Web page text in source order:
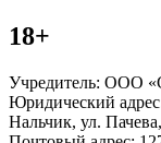
18+
Учредитель: ООО
Юридический
Нальчик, ул.